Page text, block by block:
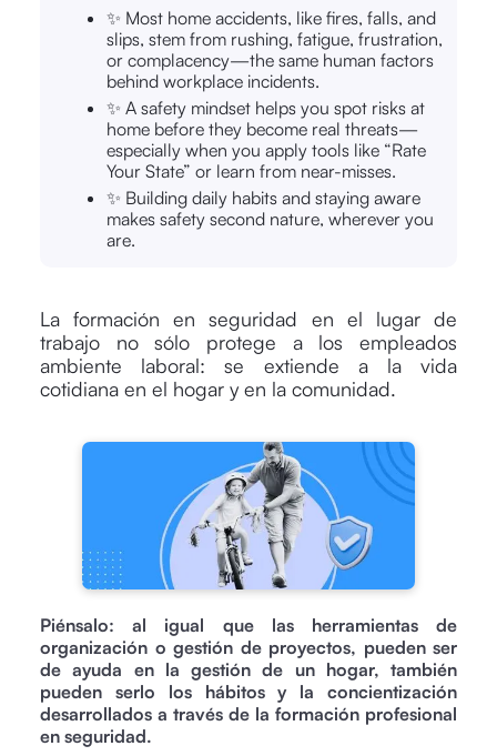
✨ Most home accidents, like fires, falls, and
slips, stem from rushing, fatigue, frustration,
or complacency—the same human factors
behind workplace incidents.
✨ A safety mindset helps you spot risks at
home before they become real threats—
especially when you apply tools like “Rate
Your State” or learn from near-misses.
✨ Building daily habits and staying aware
makes safety second nature, wherever you
are.
La formación en seguridad en el lugar de
trabajo no sólo protege a los empleados
ambiente laboral: se extiende a la vida
cotidiana en el hogar y en la comunidad.
Piénsalo: al igual que las herramientas de
organización o gestión de proyectos, pueden ser
de ayuda en la gestión de un hogar, también
pueden serlo los hábitos y la concientización
desarrollados a través de la formación profesional
en seguridad.